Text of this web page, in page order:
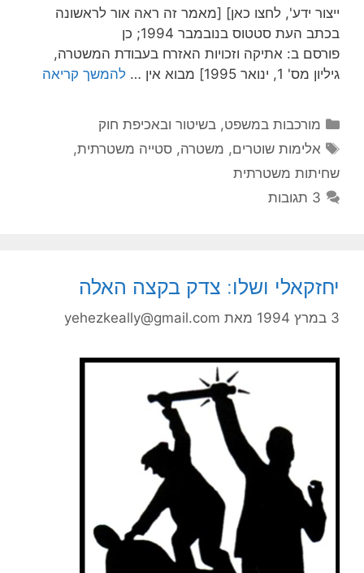
ייצור ידע', לחצו כאן] [מאמר זה ראה אור לראשונה
בכתב העת סטטוס בנובמבר 1994; כן
פורסם ב: אתיקה וזכויות האזרח בעבודת המשטרה,
גיליון מס' 1, ינואר 1995] מבוא אין …
להמשך קריאה
קטגוריות
מורכבות במשפט, בשיטור ובאכיפת חוק
תגיות
אלימות שוטרים, משטרה,סטייה משטרתית,
שחיתות משטרתית
3 תגובות
יחזקאלי ושלו: צדק בקצה האלה
3 במרץ 1994 מאת yehezkeally@gmail.com